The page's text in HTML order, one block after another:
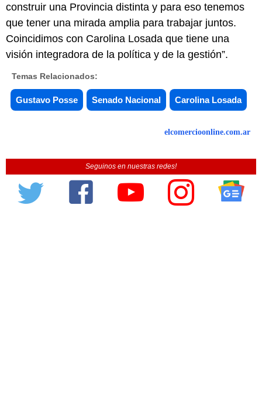
construir una Provincia distinta y para eso tenemos
que tener una mirada amplia para trabajar juntos.
Coincidimos con Carolina Losada que tiene una
visión integradora de la política y de la gestión”.
Temas Relacionados:
Gustavo Posse Senado Nacional Carolina Losada
elcomercioonline.com.ar
Seguinos en nuestras redes!